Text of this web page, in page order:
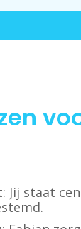
Jij staat